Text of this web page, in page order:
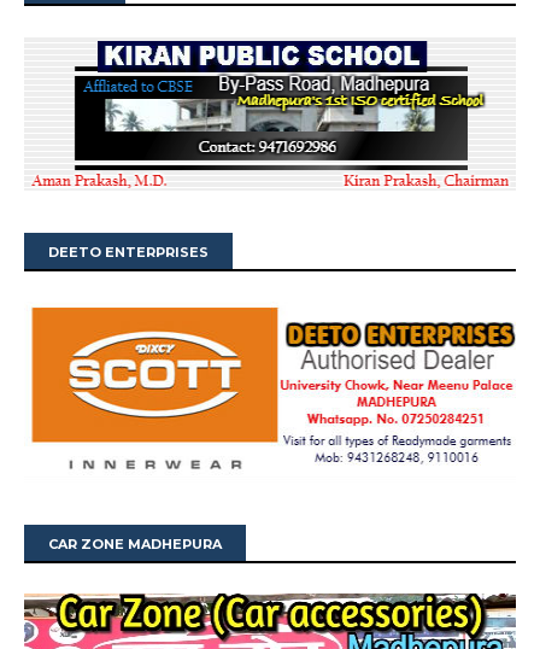
DEETO ENTERPRISES
CAR ZONE MADHEPURA